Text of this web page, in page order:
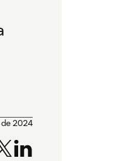
de 2024